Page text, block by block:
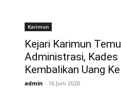
Karimun
Kejari Karimun
Administrasi, Kades
Kembalikan Uang
admin - 16 Juni 2020